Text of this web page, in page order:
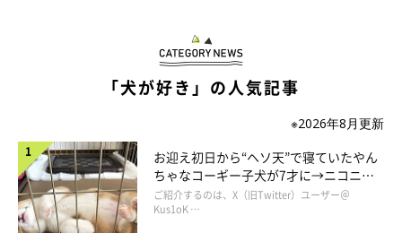
私ももっと伝え方を覚えて行って、会話できることを増やしてい
「犬が好き」の人気記事
※2026年8月更新
お迎え初日から“ヘソ天”で寝ていたやん
ちゃなコーギー子犬が7才に→ニコニ
コ“コーギースマイル”が魅力のコに成
長！
ご紹介するのは、X（旧Twitter）ユーザー＠
Kus1oK …